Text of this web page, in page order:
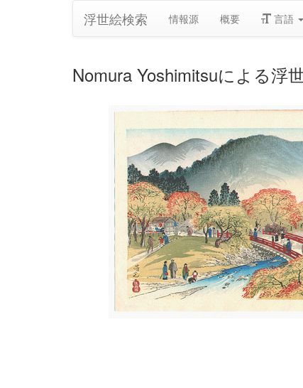
浮世絵検索 情報源 概要 言語
Nomura Yoshimitsuによる浮